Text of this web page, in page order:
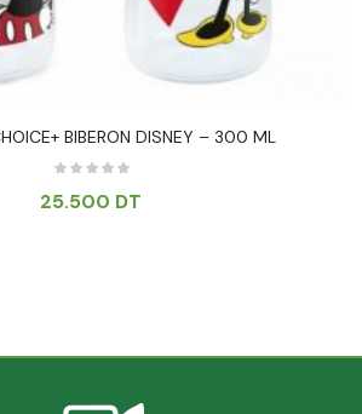
BIBERON DISNEY – 300 ML
25.500 DT